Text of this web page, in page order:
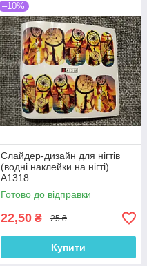
–10%
Слайдер-дизайн для нігтів
(водні наклейки на нігті)
A1318
Готово до відправки
22,50 ₴ 25 ₴
Купити